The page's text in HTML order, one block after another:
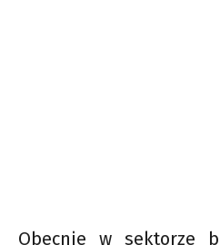
Obecnie w sektorze